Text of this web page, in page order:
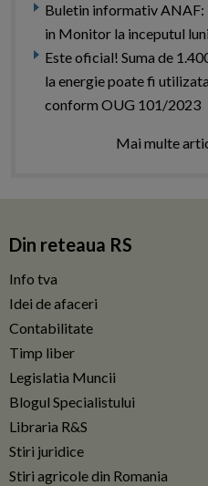
Buletin informativ
in Monitor la inceputul
Este oficial! Suma de
la energie poate fi
conform OUG 101/2023
Mai multe
Din reteaua RS
Info tva
Idei de afaceri
Contabilitate
Timp liber
Legislatia Muncii
Blogul Specialistului
Libraria R&S
Stiri juridice
Stiri agricole din Romania